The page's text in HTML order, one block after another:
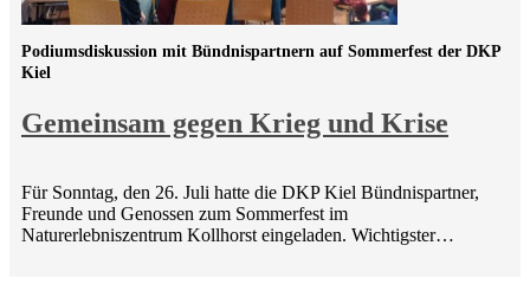
Gemeinsam gegen Krieg und Krise
Podiumsdiskussion mit Bündnispartnern auf Sommerfest der DKP
Kiel
Für Sonntag, den 26. Juli hatte die DKP Kiel Bündnispartner,
Freunde und Genossen zum Sommerfest im
Naturerlebniszentrum Kollhorst eingeladen. Wichtigster…